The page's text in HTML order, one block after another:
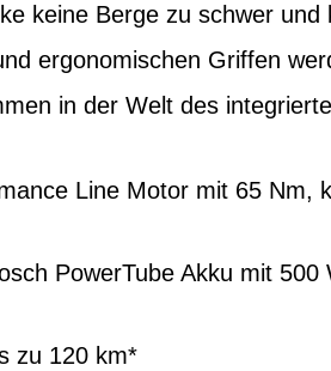
keine Berge zu schwer
ergonomischen Griffen
in der Welt des
Line Motor mit 65 Nm,
PowerTube Akku mit 500
zu 120 km*